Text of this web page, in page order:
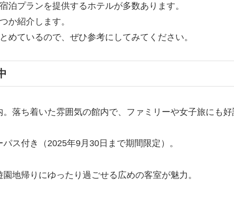
泊プランを提供するホテルが多数あります。
か紹介します。
めているので、ぜひ参考にしてみてください。
落ち着いた雰囲気の館内で、ファミリーや女子旅にも好
ス付き（2025年9月30日まで期間限定）。
地帰りにゆったり過ごせる広めの客室が魅力。